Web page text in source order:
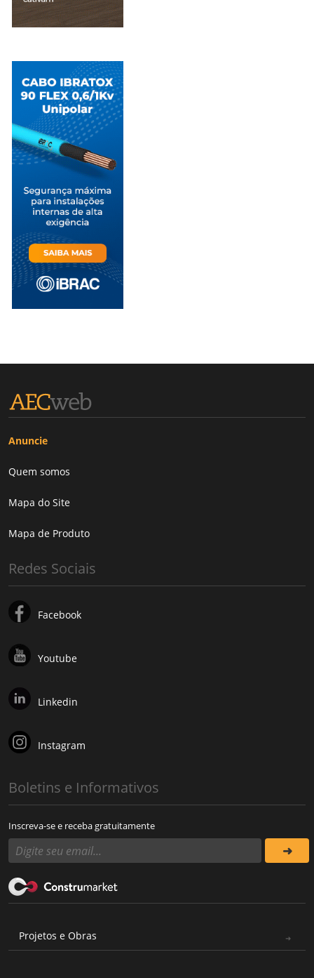
Anuncie
Quem somos
Mapa do Site
Mapa de Produto
Redes Sociais
Facebook
Youtube
Linkedin
Instagram
Boletins e Informativos
Inscreva-se e receba gratuitamente
Projetos e Obras